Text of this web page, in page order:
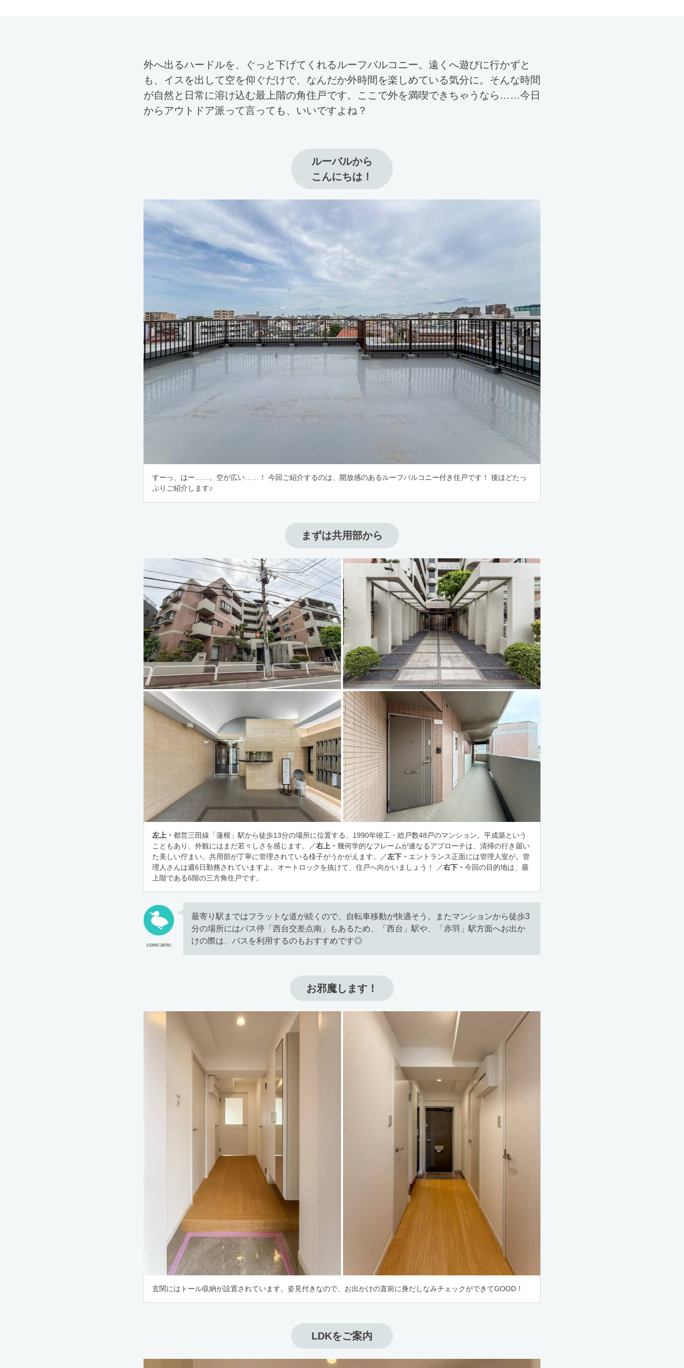
外へ出るハードルを、ぐっと下げてくれるルーフバルコニー。遠くへ遊びに行かずと
も、イスを出して空を仰ぐだけで、なんだか外時間を楽しめている気分に。そんな時間
が自然と日常に溶け込む最上階の角住戸です。ここで外を満喫できちゃうなら……今日
からアウトドア派って言っても、いいですよね？
ルーバルから
こんにちは！
すーっ、はー……。空が広い……！ 今回ご紹介するのは、開放感のあるルーフバルコニー付き住戸です！ 後ほどたっ
ぷりご紹介します♪
まずは共用部から
左上・ 都営三田線「蓮根」駅から徒歩13分の場所に位置する、1990年竣工・総戸数48戸のマンション。平成築という
こともあり、外観にはまだ若々しさを感じます。／右上・ 幾何学的なフレームが連なるアプローチは、清掃の行き届い
た美しい佇まい。共用部が丁寧に管理されている様子がうかがえます。／左下・ エントランス正面には管理人室が。管
理人さんは週6日勤務されていますよ。オートロックを抜けて、住戸へ向かいましょう！ ／右下・ 今回の目的地は、最
上階である6階の三方角住戸です。
cowcamo
最寄り駅まではフラットな道が続くので、自転車移動が快適そう。またマンションから徒歩3
分の場所にはバス停「西台交差点南」もあるため、「西台」駅や、「赤羽」駅方面へお出か
けの際は、バスを利用するのもおすすめです◎
お邪魔します！
玄関にはトール収納が設置されています。姿見付きなので、お出かけの直前に身だしなみチェックができてGOOD！
LDKをご案内